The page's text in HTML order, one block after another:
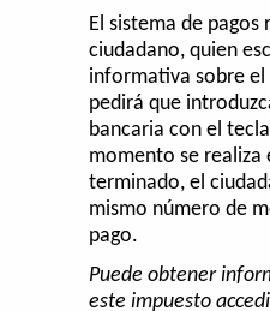
El sistema de pagos
ciudadano, quien
informativa sobre el
pedirá que
bancaria con el
momento se realiza
terminado, el
mismo número de
pago.
Puede obtener
este impuesto